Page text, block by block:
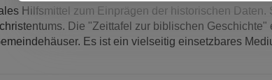
Hilfsmittel zum Einprägen der historischen
Die "Zeittafel zur biblischen
Es ist ein vielseitig einsetzbares